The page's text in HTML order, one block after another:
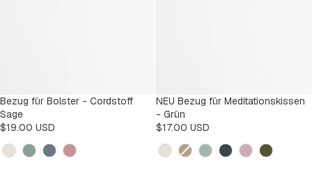
Bezug für Bolster - Cordstoff
Sage
$19.00 USD
Kleur
NEU Bezug für Meditationskissen
- Grün
$17.00 USD
Kleur